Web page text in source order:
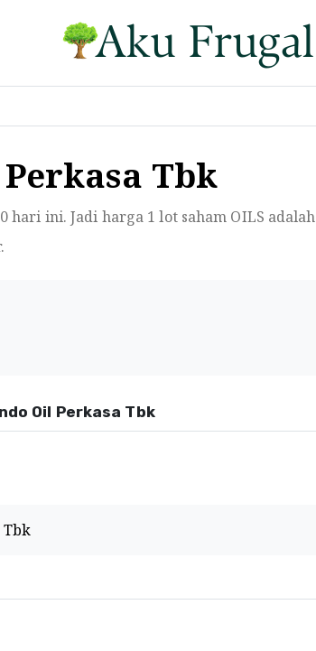
Tbk
hari ini. Jadi harga 1 lot saham OILS adalah
Oil Perkasa Tbk
Tbk